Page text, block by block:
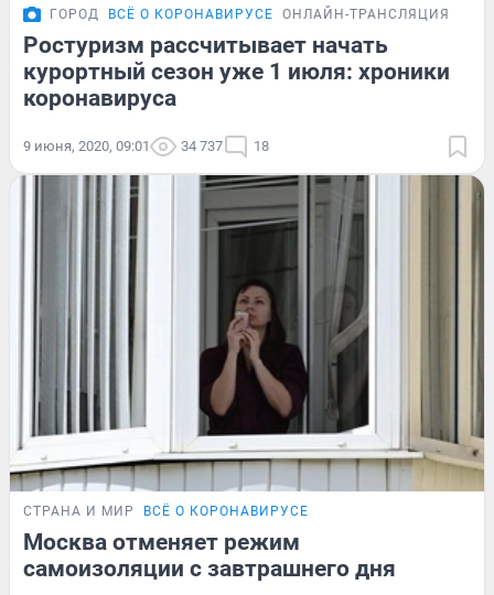
ГОРОД ВСЁ О КОРОНАВИРУСЕ ОНЛАЙН-ТРАНСЛЯЦИЯ
Ростуризм рассчитывает начать
курортный сезон уже 1 июля: хроники
коронавируса
9 июня, 2020, 09:01 34 737 18
СТРАНА И МИР ВСЁ О КОРОНАВИРУСЕ
Москва отменяет режим
самоизоляции с завтрашнего дня